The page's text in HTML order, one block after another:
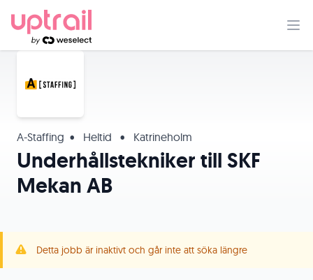
A-Staffing​ • Heltid • Katrineholm
Underhållstekniker till SKF
Mekan AB
Detta jobb är inaktivt och går inte att söka längre